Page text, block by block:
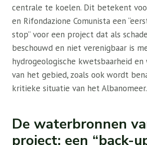
centrale te koelen. Dit betekent
en Rifondazione Comunista een
stop” voor een project dat als
beschouwd en niet verenigbaar is
hydrogeologische kwetsbaarheid en
van het gebied, zoals ook wordt
kritieke situatie van het Albanomeer.
De waterbronnen
project: een “back-